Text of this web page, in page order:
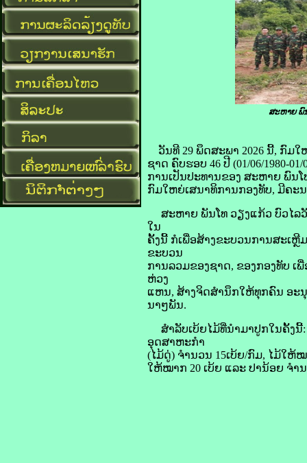
ສະຫາຍ ພົ
ວັນທີ 29 ພຶດສະພາ 2026 ນີ້, ກົມ
ຊາດ ຄົບຮອບ 46 ປີ (01/06/1980-
ການເປັນປະທານຂອງ ສະຫາຍ ພົນ
ກົມໃຫຍ່ເສນາທິການກອງທັບ, ມີຄະ
ສະຫາຍ ພັນໂທ ວຽງແກ້ວ ບົວໄລ
ໃນ
ຄັ້ງນີ້ ກໍເພື່ອສ້າງຂະບວນການສະເ
ຂະບວນ
ການລວມຂອງຊາດ, ຂອງກອງທັບ
ຫ່ວງ
ແຫນ, ສ້າງຈິດສໍານຶກໃຫ້ທຸກຄົນ ອະ
ນາໆພັນ.
ສໍາລັບເບ້ຍໄມ້ທີ່ນໍາມາປູກໃນຄັ້ງນີ້
ອຸດສາຫະກຳ
(ໄມ້ດູ່) ຈຳນວນ 15ເບ້ຍ/ກົມ, ໄມ້ໃຫ້
ໃຫ້ໝາກ 20 ເບ້ຍ ແລະ ປານ້ອຍ ຈໍານ